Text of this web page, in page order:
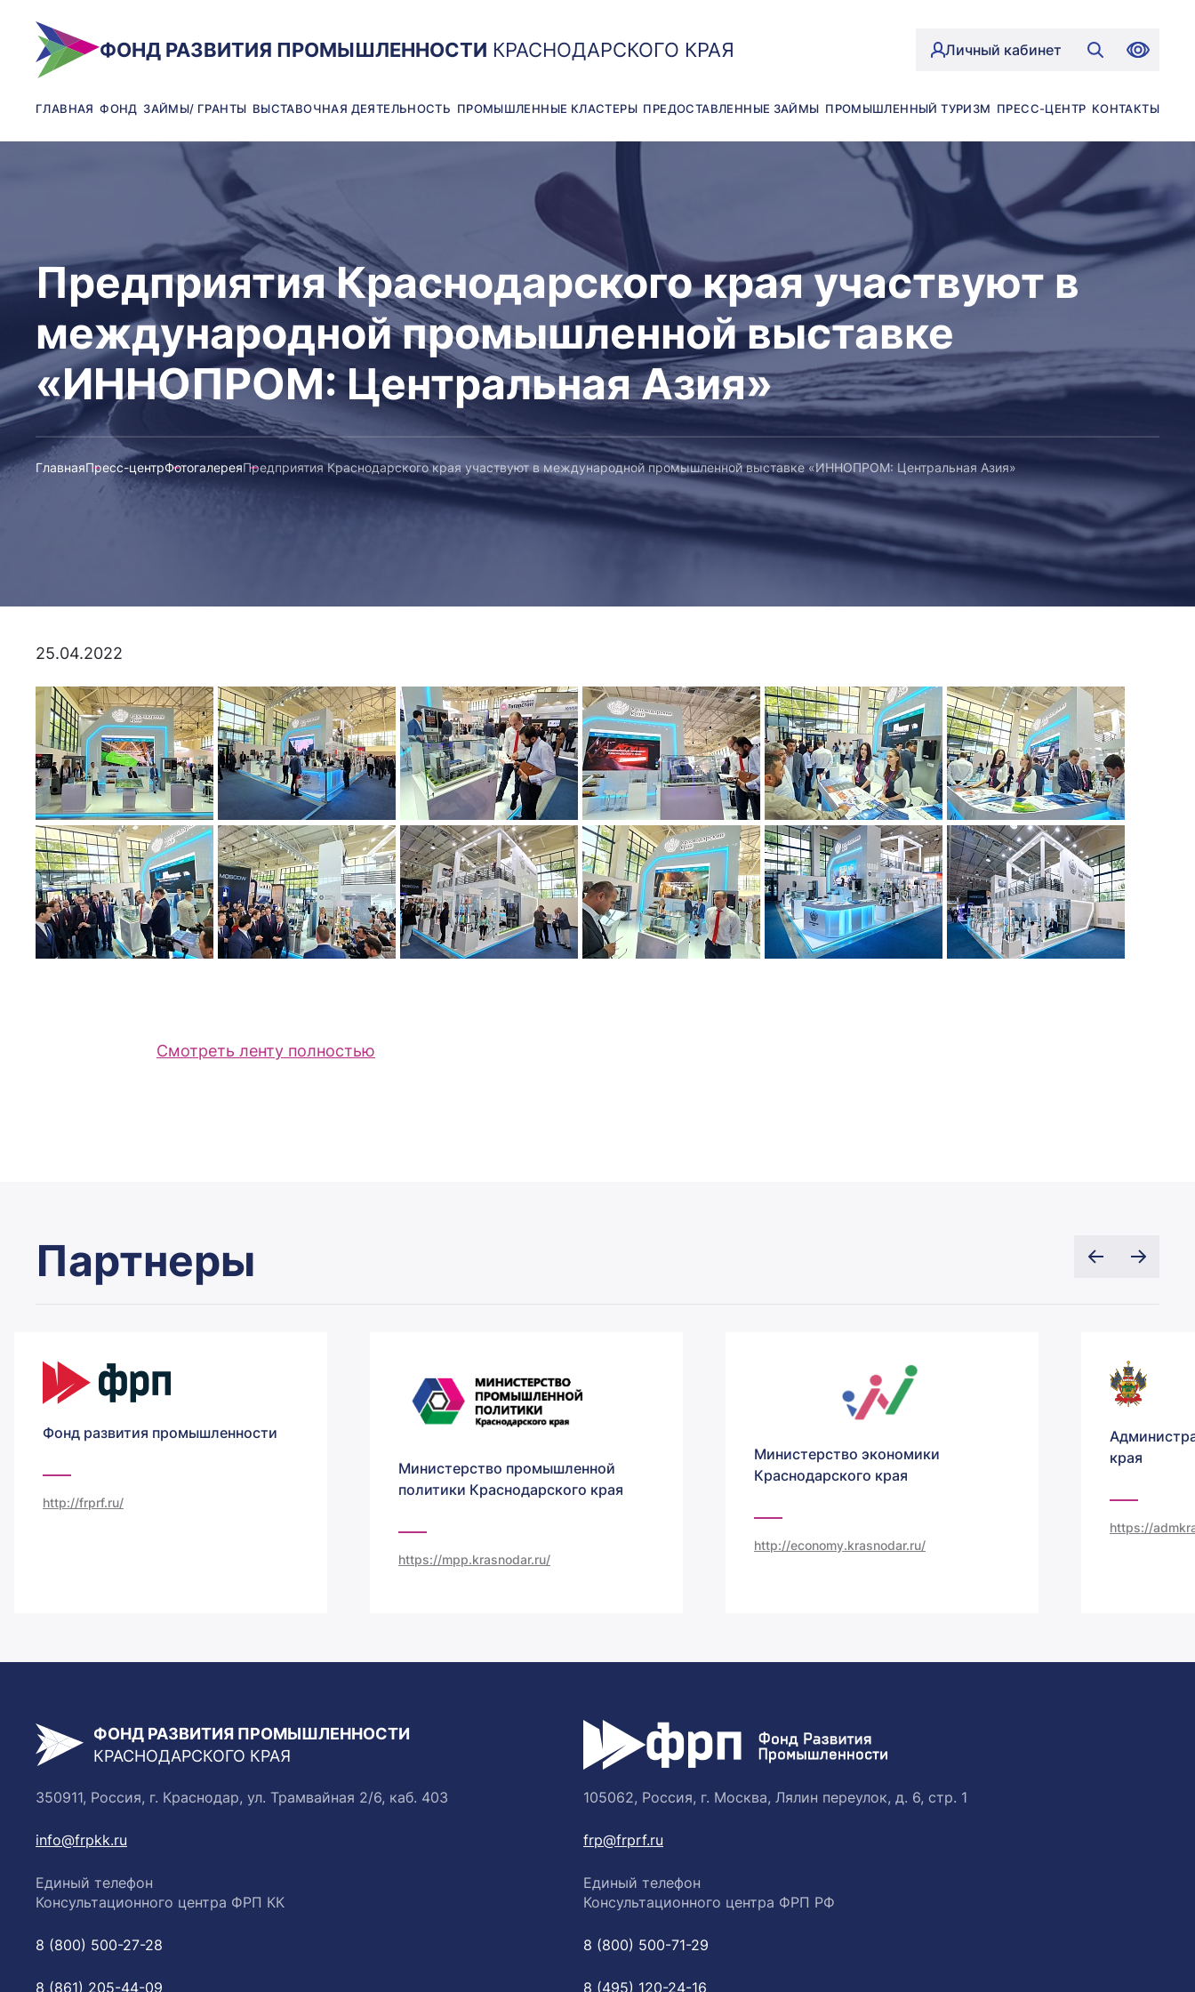
ФОНД РАЗВИТИЯ ПРОМЫШЛЕННОСТИ КРАСНОДАРСКОГО КРАЯ Личный кабинет
ГЛАВНАЯ ФОНД ЗАЙМЫ/ ГРАНТЫ ВЫСТАВОЧНАЯ ДЕЯТЕЛЬНОСТЬ ПРОМЫШЛЕННЫЕ КЛАСТЕРЫ ПРЕДОСТАВЛЕННЫЕ ЗАЙМЫ ПРОМЫШЛЕННЫЙ ТУРИЗМ ПРЕСС-ЦЕНТР КОНТАКТЫ
Предприятия Краснодарского края участвуют в
международной промышленной выставке
«ИННОПРОМ: Центральная Азия»
ГлавнаяПресс-центрФотогалереяПредприятия Краснодарского края участвуют в международной промышленной выставке «ИННОПРОМ: Центральная Азия»
25.04.2022
Смотреть ленту полностью
Партнеры
Фонд развития промышленности
http://frprf.ru/
Министерство промышленной
политики Краснодарского края
https://mpp.krasnodar.ru/
Министерство экономики
Краснодарского края
http://economy.krasnodar.ru/
края
https://
ФОНД РАЗВИТИЯ ПРОМЫШЛЕННОСТИ
КРАСНОДАРСКОГО КРАЯ
350911, Россия, г. Краснодар, ул. Трамвайная 2/6, каб. 403
info@frpkk.ru
Единый телефон
Консультационного центра ФРП КК
8 (800) 500-27-28
8 (861) 205-44-09
105062, Россия, г. Москва, Лялин переулок, д. 6, стр. 1
frp@frprf.ru
Единый телефон
Консультационного центра ФРП РФ
8 (800) 500-71-29
8 (495) 120-24-16